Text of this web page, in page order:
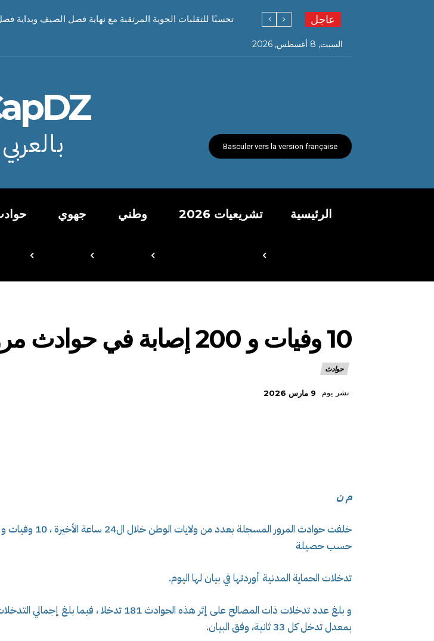
عاجل
تحسبًا للتقلبات الجوية المرتقبة مع نهاية فصل الصيف وبداية
السبت, 8 أغسطس, 2026
Basculer vers la version française بالعربي
الرئيسية تشريعيات 2026 وطني جهوي
10 وفيات و 200 إصابة في حوادث مرور خلال يوم
حوادث
نشر يوم 9 مارس 2026
م ن
حسب حصيلة
تدخلات الحماية المدنية أوردتها في بيان لها اليوم.
بمعدل تدخل كل 33 ثانية، وفق البيان.